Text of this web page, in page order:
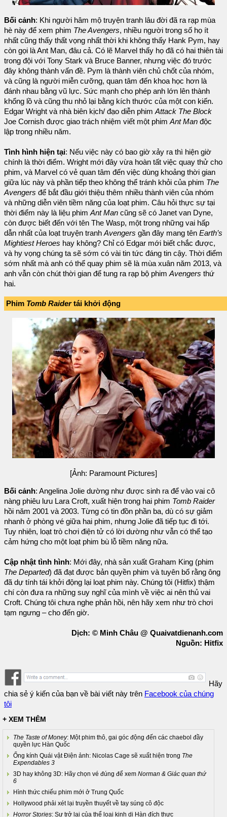
Bối cảnh: Khi người hâm mộ truyện tranh lâu đời đã ra rạp mùa
hè này để xem phim The Avengers, nhiều người trong số họ ít
nhất cũng thấy thất vọng nhất thời khi không thấy Hank Pym, hay
còn gọi là Ant Man, đâu cả. Có lẽ Marvel thấy họ đã có hai thiên tài
trong đội với Tony Stark và Bruce Banner, nhưng việc đó trước
đây không thành vấn đề. Pym là thành viên chủ chốt của nhóm,
và cũng là người miễn cưỡng, quan tâm đến khoa học hơn là
đánh nhau bằng vũ lực. Sức mạnh cho phép anh lớn lên thành
khổng lồ và cũng thu nhỏ lại bằng kích thước của một con kiến.
Edgar Wright và nhà biên kịch/ đạo diễn phim Attack The Block
Joe Cornish được giao trách nhiệm viết một phim Ant Man độc
lập trong nhiều năm.
Tình hình hiện tại: Nếu việc này có bao giờ xảy ra thì hiện giờ
chính là thời điểm. Wright mới đây vừa hoàn tất việc quay thử cho
phim, và Marvel có vẻ quan tâm đến việc dùng khoảng thời gian
giữa lúc này và phần tiếp theo không thể tránh khỏi của phim The
Avengers để bắt đầu giới thiệu thêm nhiều thành viên của nhóm
và những diễn viên tiềm năng của loạt phim. Câu hỏi thực sự tại
thời điểm này là liệu phim Ant Man cũng sẽ có Janet van Dyne,
còn được biết đến với tên The Wasp, một trong những vai hấp
dẫn nhất của loạt truyện tranh Avengers gần đây mang tên Earth’s
Mightiest Heroes hay không? Chỉ có Edgar mới biết chắc được,
và hy vọng chúng ta sẽ sớm có vài tin tức đáng tin cậy. Thời điểm
sớm nhất mà anh có thể quay phim sẽ là mùa xuân năm 2013, và
anh vẫn còn chút thời gian để tung ra rạp bộ phim Avengers thứ
hai.
Phim Tomb Raidertái khởi động
[Ảnh: Paramount Pictures]
Bối cảnh: Angelina Jolie dường như được sinh ra để vào vai cô
nàng phiêu lưu Lara Croft, xuất hiện trong hai phim Tomb Raider
hồi năm 2001 và 2003. Từng có tin đồn phần ba, dù có sự giảm
nhanh ở phòng vé giữa hai phim, nhưng Jolie đã tiếp tục đi tới.
Tuy nhiên, loạt trò chơi điện tử có lời dường như vẫn có thể tạo
cảm hứng cho một loạt phim bù lỗ tiềm năng nữa.
Cập nhật tình hình: Mới đây, nhà sản xuất Graham King (phim
The Departed) đã đạt được bản quyền phim và tuyên bố rằng ông
đã dự tính tái khởi động lại loạt phim này. Chúng tôi (Hitfix) thậm
chí còn đưa ra những suy nghĩ của mình về việc ai nên thủ vai
Croft. Chúng tôi chưa nghe phản hồi, nên hãy xem như trò chơi
tạm ngưng – cho đến giờ.
Dịch: © Minh Châu @ Quaivatdienanh.com
Nguồn: Hitfix
Hãy
chia sẻ ý kiến của bạn về bài viết này trên Facebook của chúng
tôi
+ XEM THÊM
The Taste of Money: Một phim thô, gai góc động đến các chaebol đầy
quyền lực Hàn Quốc
Ống kính Quái vật Điện ảnh: Nicolas Cage sẽ xuất hiện trong The
Expendables 3
3D hay không 3D: Hãy chọn vé đúng để xem Norman & Giác quan thứ
6
Hình thức chiếu phim mới ở Trung Quốc
Hollywood phải xét lại truyền thuyết về tay súng cô độc
Horror Stories: Sự trở lại của thể loại kinh dị Hàn đích thực